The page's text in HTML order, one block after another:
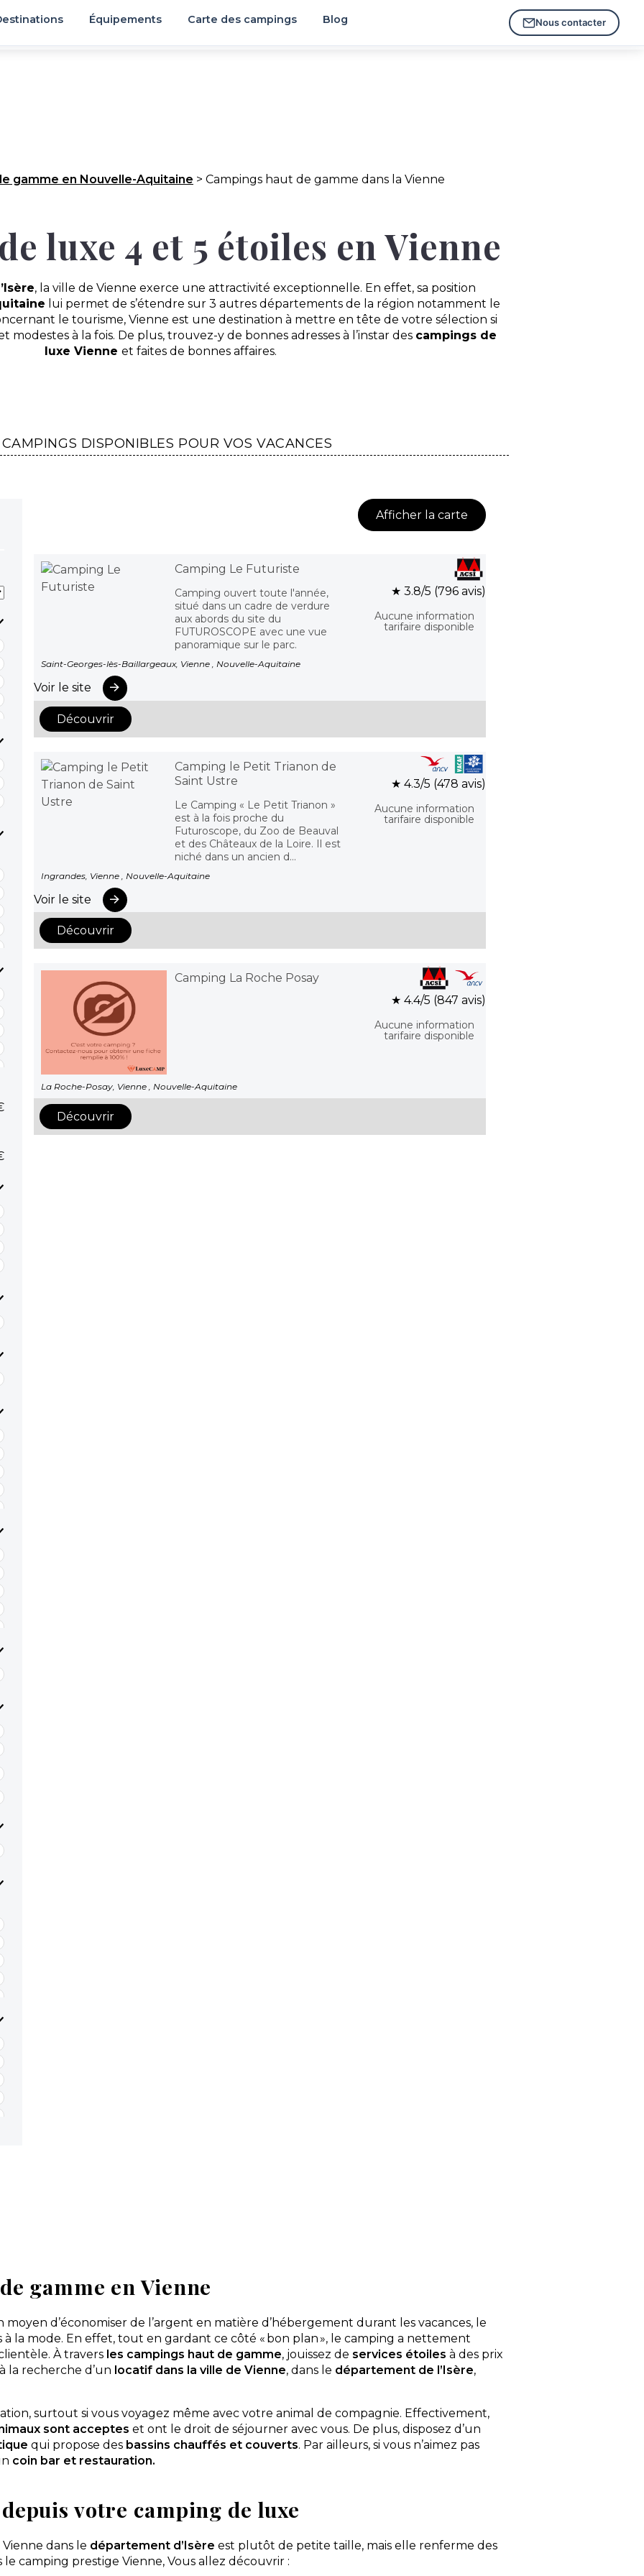
Équipements Carte des campings Blog Nous contacter
gamme en Nouvelle-Aquitaine > Campings haut de gamme dans la Vienne
luxe 4 et 5 étoiles en Vienne
, la ville de Vienne exerce une attractivité exceptionnelle. En effet, sa position
lui permet de s’étendre sur 3 autres départements de la région notamment le
le tourisme, Vienne est une destination à mettre en tête de votre sélection si
modestes à la fois. De plus, trouvez-y de bonnes adresses à l’instar des campings de
luxe Vienneet faites de bonnes affaires.
gamme en Vienne
d’économiser de l’argent en matière d’hébergement durant les vacances, le
la mode. En effet, tout en gardant ce côté « bon plan », le camping a nettement
À travers les campings haut de gamme, jouissez de services étoilesà des prix
la recherche d’un locatif dans la ville de Vienne, dans le département de l’Isère,
surtout si vous voyagez même avec votre animal de compagnie. Effectivement,
sont acceptes et ont le droit de séjourner avec vous. De plus, disposez d’un
qui propose des bassins chauffés et couverts. Par ailleurs, si vous n’aimez pas
coin bar et restauration.
votre camping de luxe
dans le département d’Isère est plutôt de petite taille, mais elle renferme des
camping prestige Vienne, Vous allez découvrir :
DISPONIBLES POUR VOS VACANCES
Afficher la carte
Camping Le Futuriste
Camping ouvert toute l'année,
situé dans un cadre de verdure
aux abords du site du
FUTUROSCOPE avec une vue
panoramique sur le parc.
Saint-Georges-lès-Baillargeaux, Vienne , Nouvelle-Aquitaine
Voir le site
★ 3.8/5 (796 avis)
Aucune information
tarifaire disponible
Découvrir
Camping le Petit Trianon de
Saint Ustre
Le Camping « Le Petit Trianon »
est à la fois proche du
Futuroscope, du Zoo de Beauval
et des Châteaux de la Loire. Il est
niché dans un ancien d...
Ingrandes, Vienne , Nouvelle-Aquitaine
Voir le site
★ 4.3/5 (478 avis)
Aucune information
tarifaire disponible
Découvrir
Camping La Roche Posay
La Roche-Posay, Vienne , Nouvelle-Aquitaine
★ 4.4/5 (847 avis)
Aucune information
tarifaire disponible
Découvrir